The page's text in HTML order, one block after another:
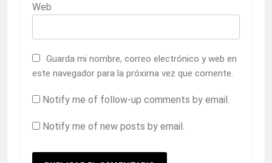
Web
Guarda mi nombre, correo electrónico y web en
este navegador para la próxima vez que comente.
Notify me of follow-up comments by email.
Notify me of new posts by email.